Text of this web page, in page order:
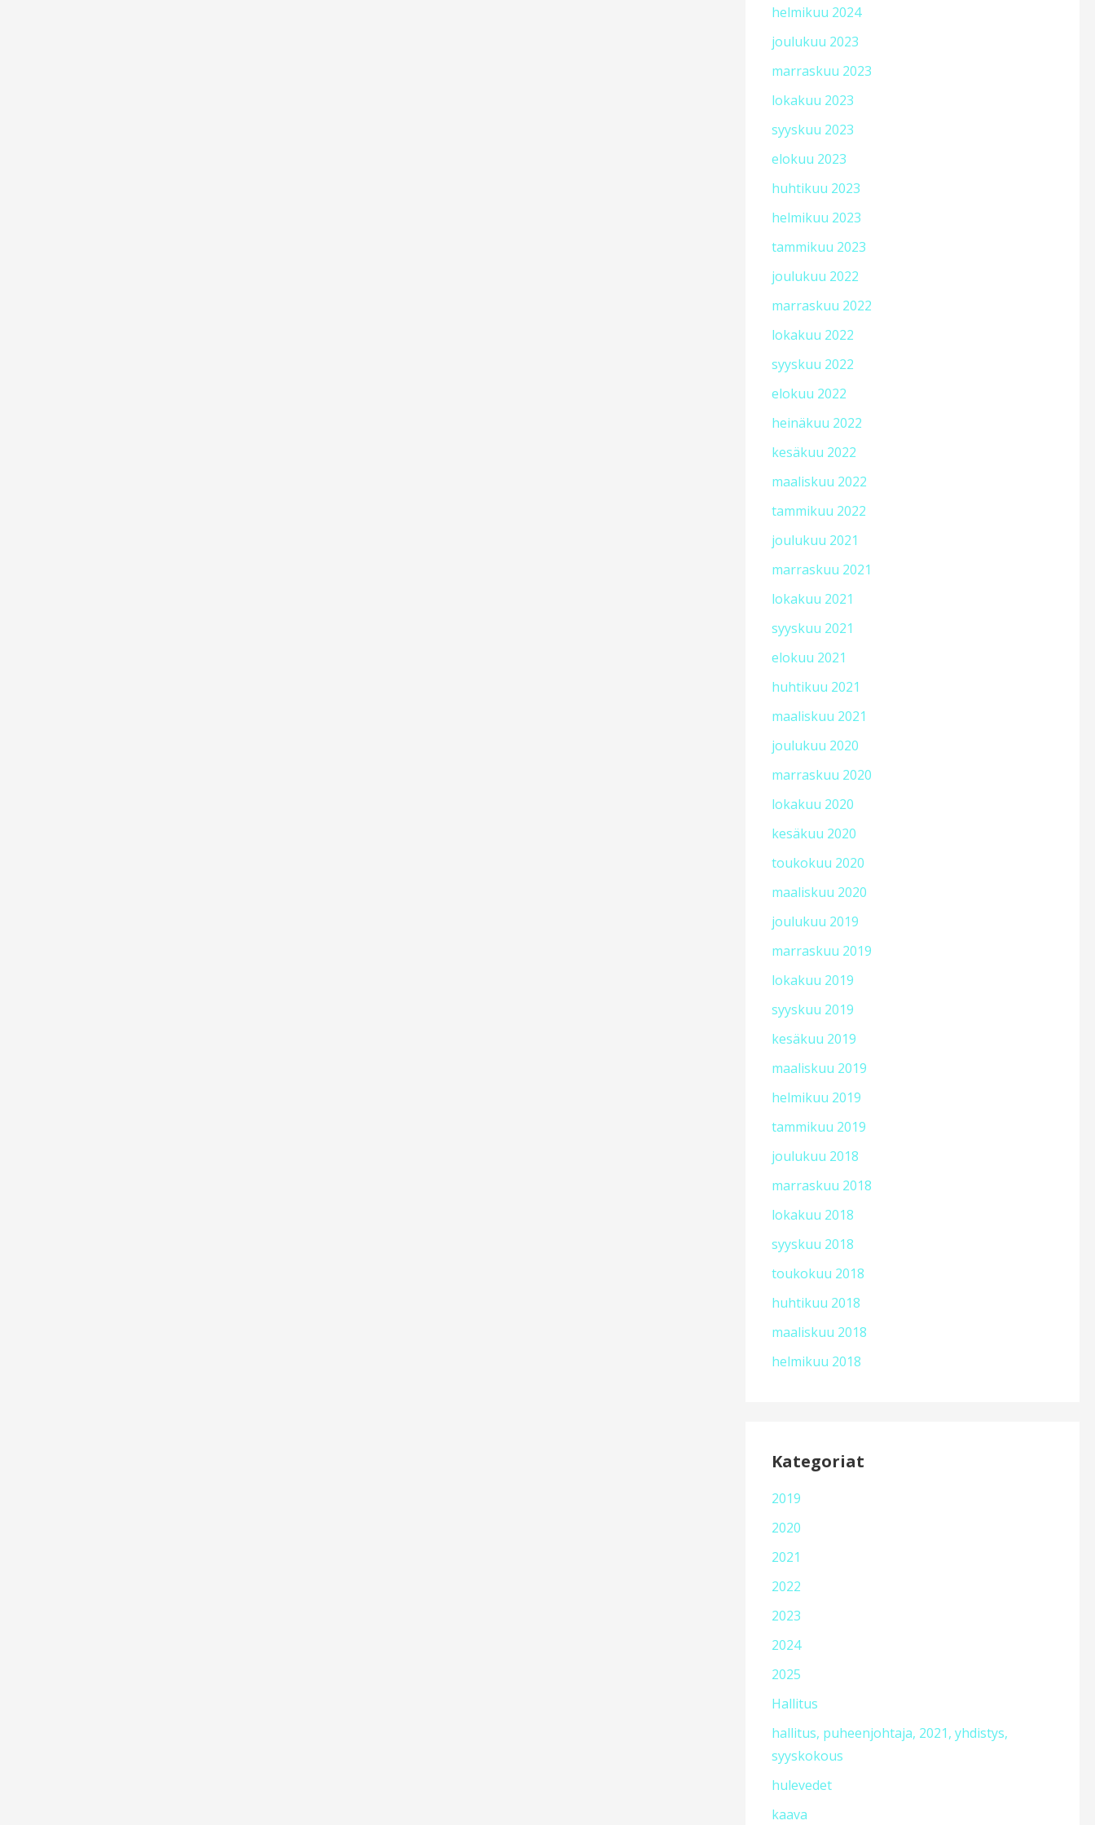
helmikuu 2024
joulukuu 2023
marraskuu 2023
lokakuu 2023
syyskuu 2023
elokuu 2023
huhtikuu 2023
helmikuu 2023
tammikuu 2023
joulukuu 2022
marraskuu 2022
lokakuu 2022
syyskuu 2022
elokuu 2022
heinäkuu 2022
kesäkuu 2022
maaliskuu 2022
tammikuu 2022
joulukuu 2021
marraskuu 2021
lokakuu 2021
syyskuu 2021
elokuu 2021
huhtikuu 2021
maaliskuu 2021
joulukuu 2020
marraskuu 2020
lokakuu 2020
kesäkuu 2020
toukokuu 2020
maaliskuu 2020
joulukuu 2019
marraskuu 2019
lokakuu 2019
syyskuu 2019
kesäkuu 2019
maaliskuu 2019
helmikuu 2019
tammikuu 2019
joulukuu 2018
marraskuu 2018
lokakuu 2018
syyskuu 2018
toukokuu 2018
huhtikuu 2018
maaliskuu 2018
helmikuu 2018
Kategoriat
2019
2020
2021
2022
2023
2024
2025
Hallitus
hallitus, puheenjohtaja, 2021, yhdistys,
syyskokous
hulevedet
kaava